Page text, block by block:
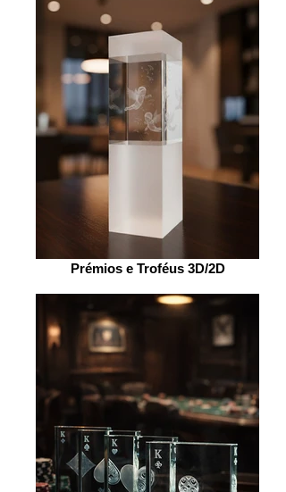
Prémios e Troféus 3D/2D